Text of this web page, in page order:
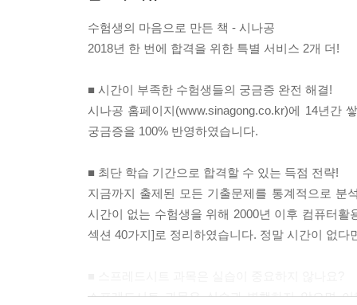
수험생의 마음으로 만든 책 - 시나공
2018년 한 번에 합격을 위한 특별 서비스 2개 더!
■ 시간이 부족한 수험생들의 궁금증 완전 해결!
시나공 홈페이지(www.sinagong.co.kr)에 14년간
궁금증을 100% 반영하였습니다.
■ 최단 학습 기간으로 합격할 수 있는 득점 전략!
지금까지 출제된 모든 기출문제를 통계적으로 분
시간이 없는 수험생을 위해 2000년 이후 컴퓨터
섹션 40가지]로 정리하였습니다. 정말 시간이 없다
스프레드시트 과목은 실습과 병행하지 않으면